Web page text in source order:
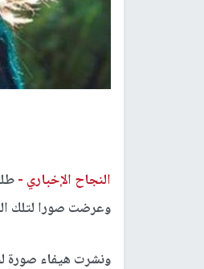
النجاح الإخباري -
وعرضت صورا لتلك
ونشرت هيفاء صورة